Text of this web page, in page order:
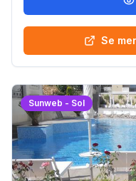
Se
Sunweb - Sol